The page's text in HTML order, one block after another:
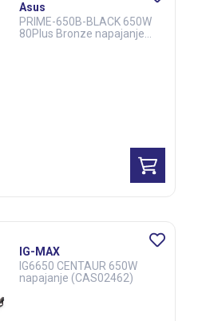
Asus
PRIME-650B-BLACK 650W
80Plus Bronze napajanje
IG-MAX
IG6650 CENTAUR 650W
napajanje (CAS02462)